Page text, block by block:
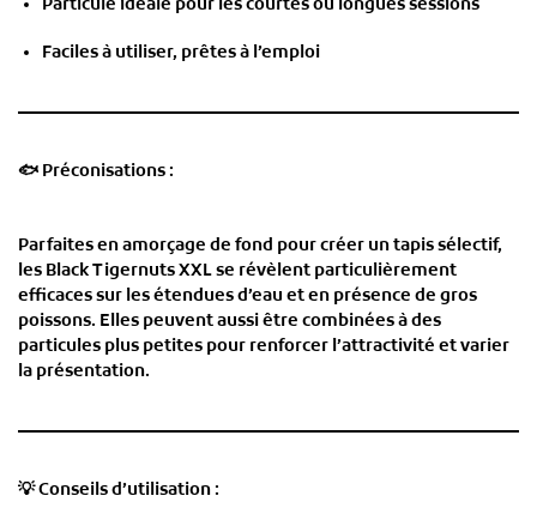
Particule idéale pour les courtes ou longues sessions
Faciles à utiliser, prêtes à l’emploi
🐟 Préconisations :
Parfaites en amorçage de fond pour créer un tapis sélectif,
les Black Tigernuts XXL se révèlent particulièrement
efficaces sur les étendues d’eau et en présence de gros
poissons. Elles peuvent aussi être combinées à des
particules plus petites pour renforcer l’attractivité et varier
la présentation.
💡Conseils d’utilisation :